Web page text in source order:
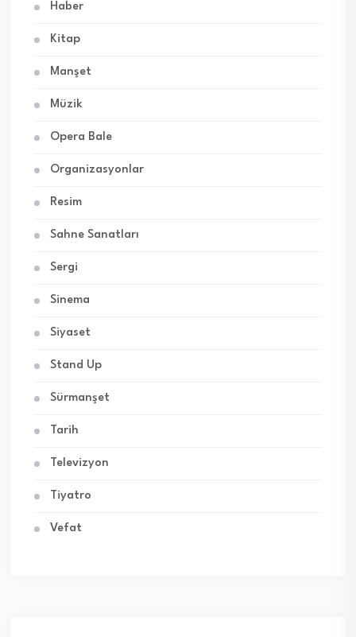
Haber
Kitap
Manşet
Müzik
Opera Bale
Organizasyonlar
Resim
Sahne Sanatları
Sergi
Sinema
Siyaset
Stand Up
Sürmanşet
Tarih
Televizyon
Tiyatro
Vefat